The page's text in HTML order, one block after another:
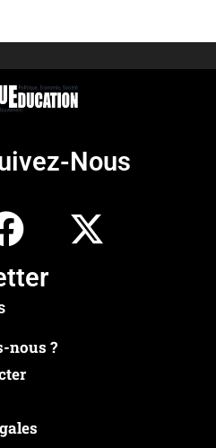
Nous
nous ?